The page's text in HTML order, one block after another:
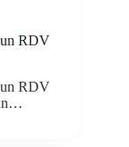
RDV
RDV